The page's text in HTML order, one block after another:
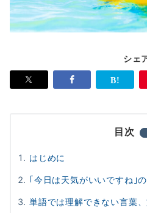
シェ
目次
はじめに
｢今日は天気がいいですね｣の
単語では理解できない言葉